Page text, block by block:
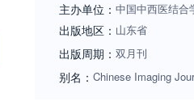
主办单位： 中国中西医结合
出版地区： 山东省
出版周期： 双月刊
别名： Chinese Imaging